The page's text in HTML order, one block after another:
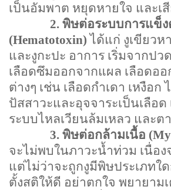
เป็นอัมพาต หยุดหายใจ และเ
2. พิษต่อระบบการแข็ง
(Hematotoxin)ได้แก่ งูเขียวห
และงูกะปะ อาการ เริ่มจากป
เลือดซึมออกจากแผล เลือดออ
ต่างๆ เช่น เลือดกำเดา เหงือก
ปัสสาวะและอุจจาระเป็นเลือด
ระบบไหลเวียนล้มเหลว และต
3. พิษต่อกล้ามเนื้อ (
จะไม่พบในภาวะน้ำท่วม เนื่อง
แต่ไม่ว่าจะถูกงูมีพิษประเภทใ
ตั้งสติให้ดี อย่าตกใจ พยายาม